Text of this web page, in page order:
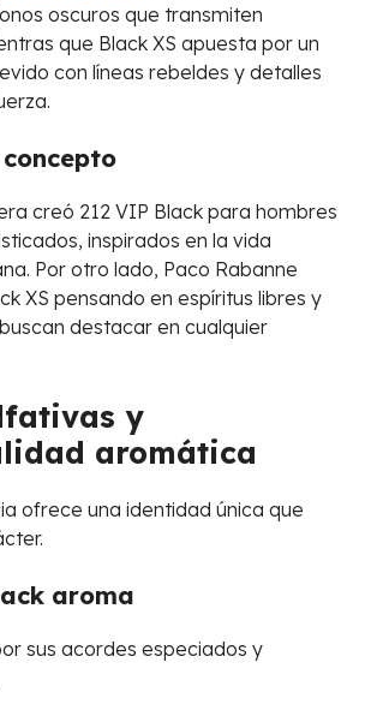
oscuros que transmiten
que Black XS apuesta por un
con líneas rebeldes y detalles
creó 212 VIP Black para hombres
inspirados en la vida
Por otro lado, Paco Rabanne
XS pensando en espíritus libres y
destacar en cualquier
y
aromática
ofrece una identidad única que
aroma
sus acordes especiados y